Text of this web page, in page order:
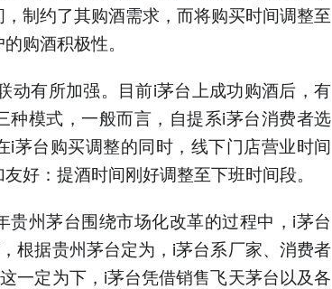
制约了其购酒需求，而将购买时间调整至
购酒积极性。
动有所加强。目前i茅台上成功购酒后，有
种模式，一般而言，自提系i茅台消费者选
i茅台购买调整的同时，线下门店营业时间
好：提酒时间刚好调整至下班时间段。
贵州茅台围绕市场化改革的过程中，i茅台
根据贵州茅台定为，i茅台系厂家、消费者
一定为下，i茅台凭借销售飞天茅台以及各